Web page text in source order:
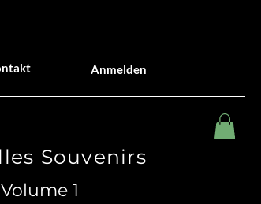
Anmelden
Souvenirs
Volume 1